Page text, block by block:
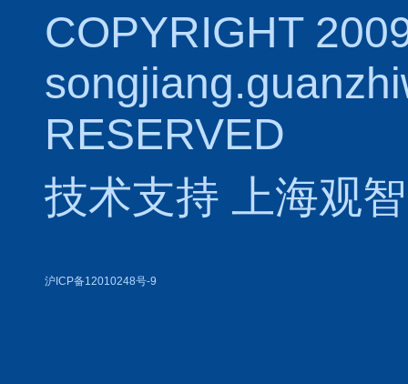
COPYRIGHT
RESERVED
技术支持
上海观
沪ICP备12010248号-9